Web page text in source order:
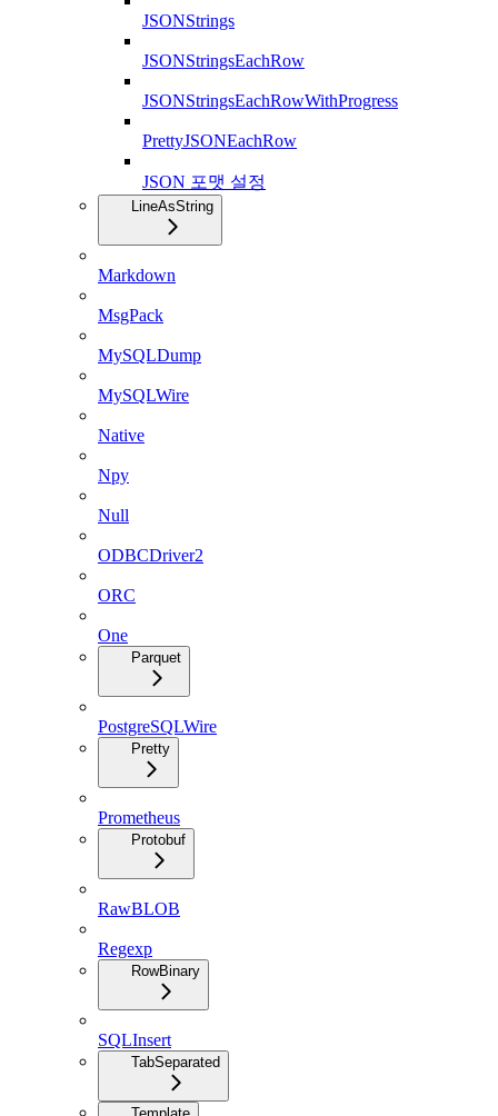
JSONStrings
JSONStringsEachRow
JSONStringsEachRowWithProgress
PrettyJSONEachRow
JSON 포맷 설정
LineAsString
Markdown
MsgPack
MySQLDump
MySQLWire
Native
Npy
Null
ODBCDriver2
ORC
One
Parquet
PostgreSQLWire
Pretty
Prometheus
Protobuf
RawBLOB
Regexp
RowBinary
SQLInsert
TabSeparated